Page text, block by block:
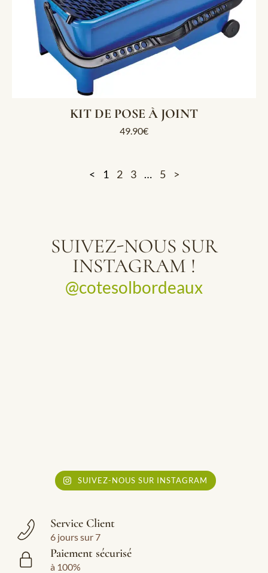
KIT DE POSE À JOINT
49.90€
< 1 2 3 … 5 >
SUIVEZ-NOUS SUR
INSTAGRAM !
@cotesolbordeaux
SUIVEZ-NOUS SUR INSTAGRAM
Service Client
6 jours sur 7
Paiement sécurisé
à 100%